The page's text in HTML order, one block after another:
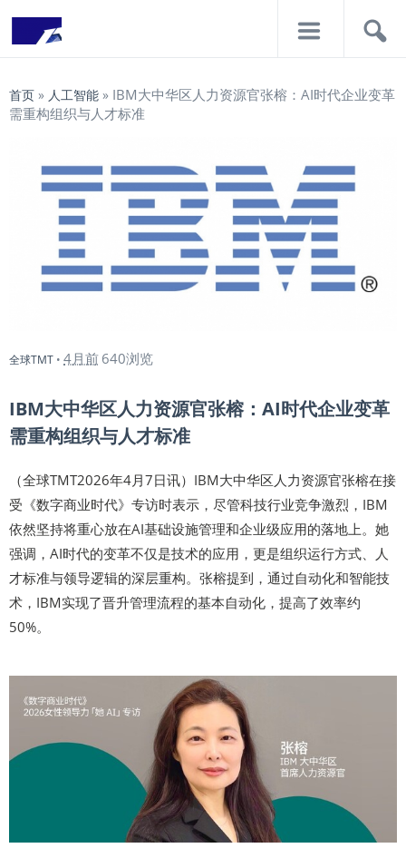
首页 » 人工智能 » IBM大中华区人力资源官张榕：AI时代企业变革
需重构组织与人才标准
全球TMT • 4月前 640浏览
IBM大中华区人力资源官张榕：AI时代企业变革
需重构组织与人才标准
（全球TMT2026年4月7日讯）IBM大中华区人力资源官张榕在接
受《数字商业时代》专访时表示，尽管科技行业竞争激烈，IBM
依然坚持将重心放在AI基础设施管理和企业级应用的落地上。她
强调，AI时代的变革不仅是技术的应用，更是组织运行方式、人
才标准与领导逻辑的深层重构。张榕提到，通过自动化和智能技
术，IBM实现了晋升管理流程的基本自动化，提高了效率约
50%。